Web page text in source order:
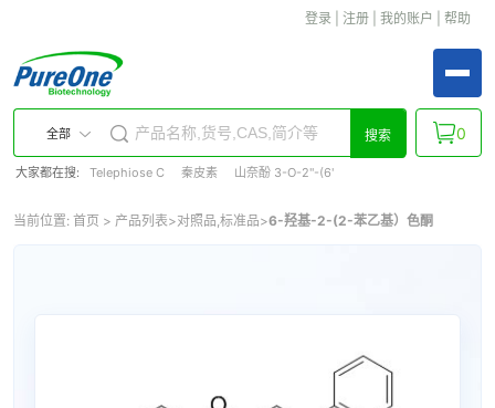
登录 注册 我的账户 帮助
全部 搜索
大家都在搜: Telephiose C 秦皮素 山奈酚 3-O-2''-(6'
0
当前位置: 首页 > 产品列表>对照品,标准品>6-羟基-2-(2-苯乙基）色酮